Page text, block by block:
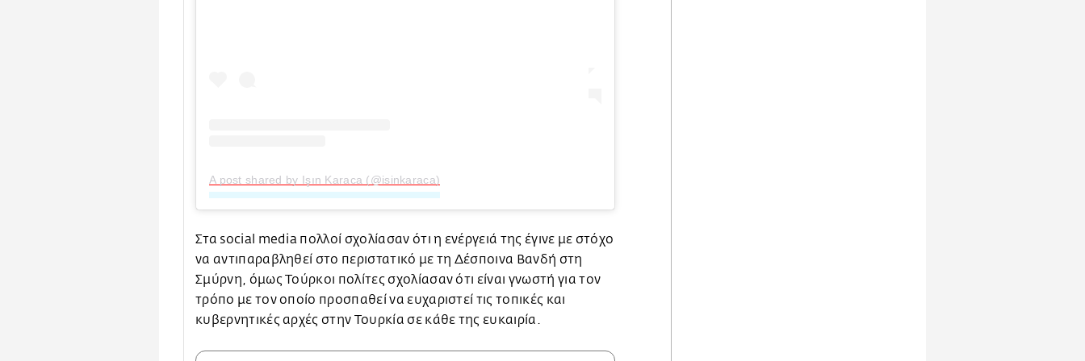
A post shared by Işın Karaca (@isinkaraca)
Στα social media πολλοί σχολίασαν ότι η ενέργειά της έγινε με στόχο
να αντιπαραβληθεί στο περιστατικό με τη Δέσποινα Βανδή στη
Σμύρνη, όμως Τούρκοι πολίτες σχολίασαν ότι είναι γνωστή για τον
τρόπο με τον οποίο προσπαθεί να ευχαριστεί τις τοπικές και
κυβερνητικές αρχές στην Τουρκία σε κάθε της ευκαιρία.